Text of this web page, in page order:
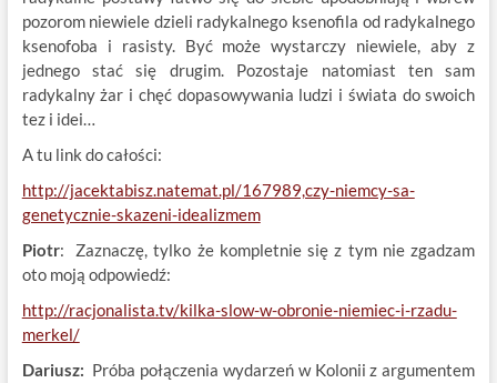
pozorom niewiele dzieli radykalnego ksenofila od radykalnego
ksenofoba i rasisty. Być może wystarczy niewiele, aby z
jednego stać się drugim. Pozostaje natomiast ten sam
radykalny żar i chęć dopasowywania ludzi i świata do swoich
tez i idei…
A tu link do całości:
http://jacektabisz.natemat.pl/167989,czy-niemcy-sa-
genetycznie-skazeni-idealizmem
Piotr: Zaznaczę, tylko że kompletnie się z tym nie zgadzam
oto moją odpowiedź:
http://racjonalista.tv/kilka-slow-w-obronie-niemiec-i-rzadu-
merkel/
Dariusz: Próba połączenia wydarzeń w Kolonii z argumentem